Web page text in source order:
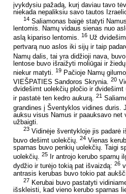
įvykdysiu pažadą, kurį daviau tavo
niekada nepaliksiu savo tautos
14 Saliamonas baigė statyti
lentomis. Namų vidaus sienas nuo
aslą kipariso lentomis. 16 Už
pertvarą nuo aslos iki sijų ir taip
Namų dalis, tai yra didžioji nava,
lentose buvo išraižyti moliūgai ir
niekur matyti. 19 Pačioje Namų
VIEŠPATIES Sandoros Skrynia. 20
dvidešimt uolekčių pločio ir
ir pastatė ten kedro aukurą. 21
grandines į Šventyklos vidines
auksu visus Namus ir paauksavo
užbaigti.
23 Vidinėje šventykloje jis padarė
buvo dešimt uolekčių. 24 Vienas
sparnas buvo penkių uolekčių. Taigi
uolekčių. 25 Ir antrojo kerubo sparnų
dydžio ir turėjo tokią pat išvaizdą: 26
antrasis kerubas buvo tokio pat
27 Kerubai buvo pastatyti
išskleisti, kad vieno kerubo sparnas